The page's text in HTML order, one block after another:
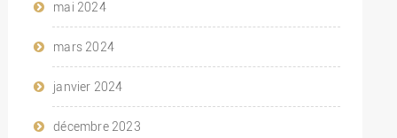
mai 2024
mars 2024
janvier 2024
décembre 2023